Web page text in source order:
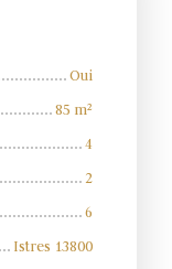
Oui
85 m²
4
2
6
Istres 13800